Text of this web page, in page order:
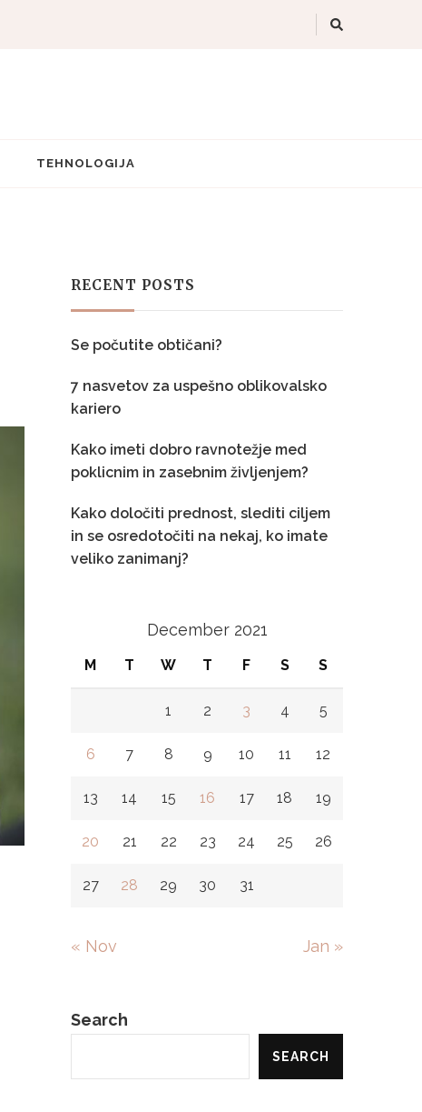
TEHNOLOGIJA
RECENT POSTS
Se počutite obtičani?
7 nasvetov za uspešno oblikovalsko
kariero
Kako imeti dobro ravnotežje med
poklicnim in zasebnim življenjem?
Kako določiti prednost, slediti ciljem
in se osredotočiti na nekaj, ko imate
veliko zanimanj?
December 2021
M T W T F S S
1 2 3 4 5
6 7 8 9 10 11 12
13 14 15 16 17 18 19
20 21 22 23 24 25 26
27 28 29 30 31
« Nov Jan »
Search
SEARCH